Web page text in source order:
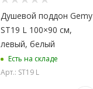
Душевой поддон Gemy
ST19 L 100×90 см,
левый, белый
Есть на складе
Арт.: ST19 L